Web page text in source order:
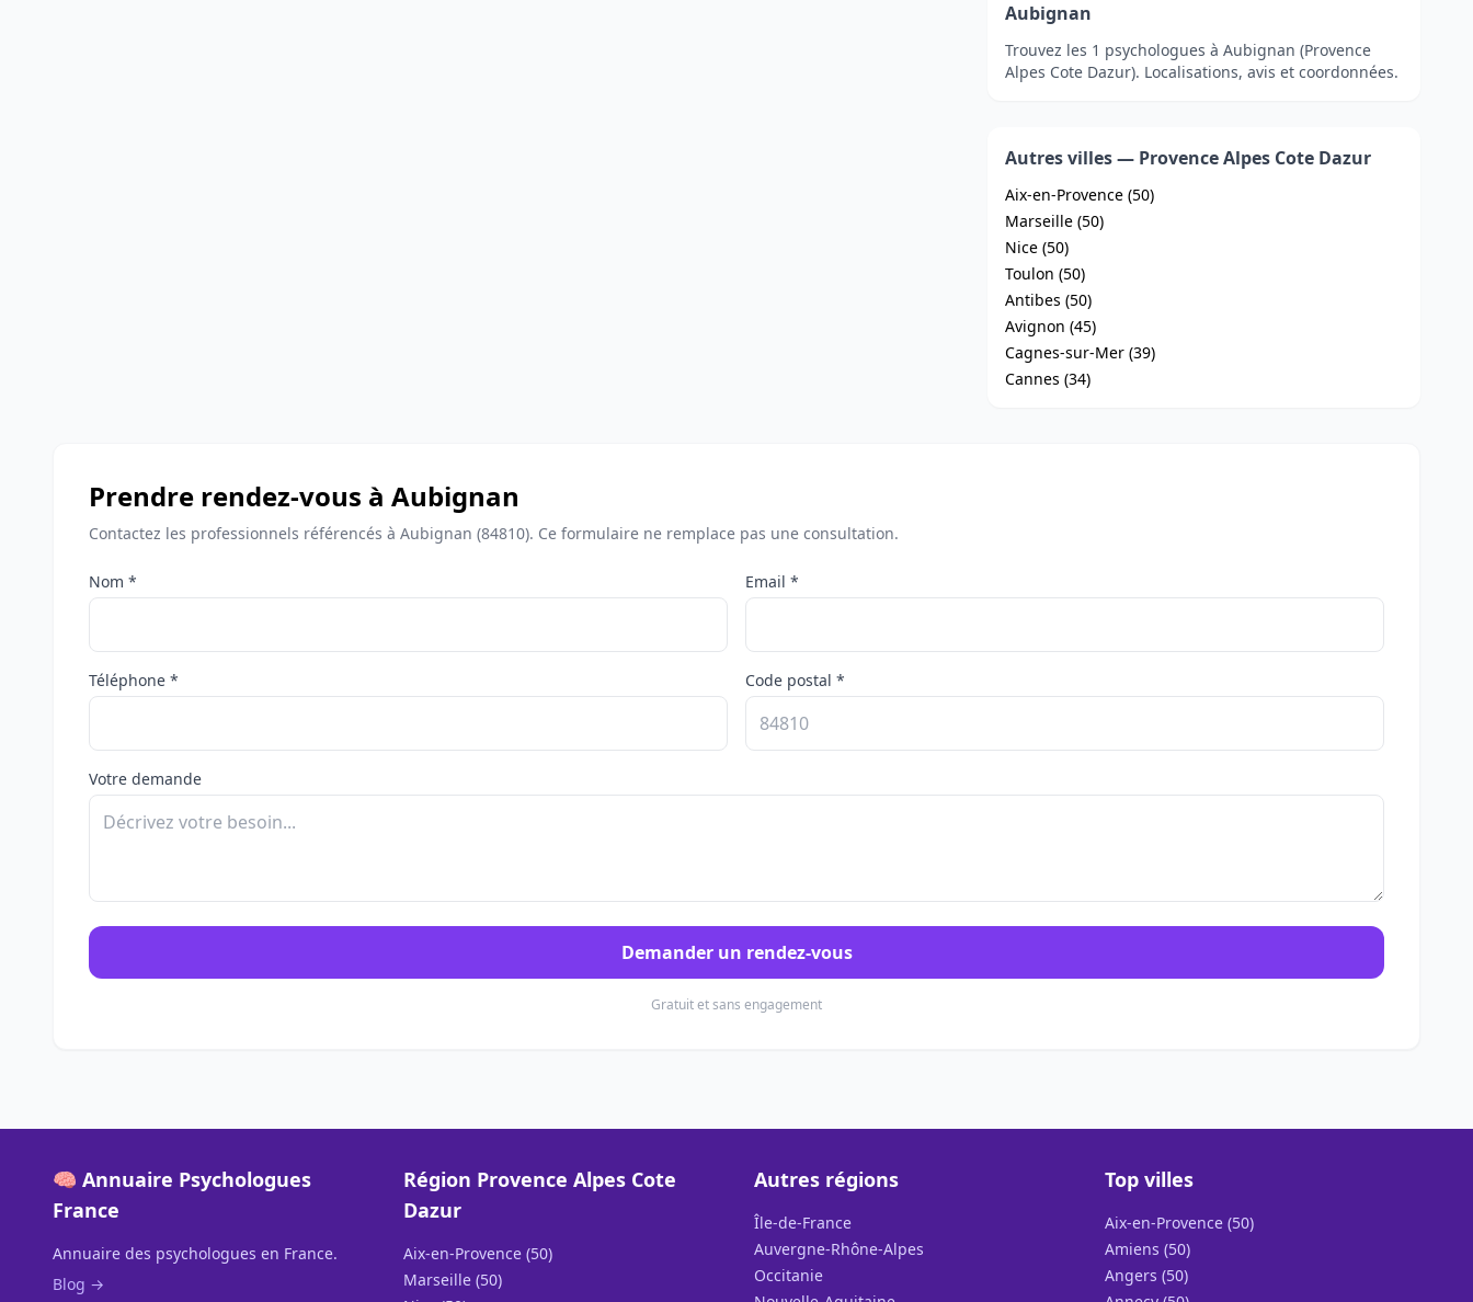
Aubignan
Trouvez les 1 psychologues à Aubignan (Provence
Alpes Cote Dazur). Localisations, avis et coordonnées.
Autres villes — Provence Alpes Cote Dazur
Aix-en-Provence (50)
Marseille (50)
Nice (50)
Toulon (50)
Antibes (50)
Avignon (45)
Cagnes-sur-Mer (39)
Cannes (34)
Prendre rendez-vous à Aubignan
Contactez les professionnels référencés à Aubignan (84810). Ce formulaire ne remplace pas une consultation.
Nom * Email *
Téléphone * Code postal *
Votre demande
Demander un rendez-vous
Gratuit et sans engagement
🧠 Annuaire Psychologues
France
Annuaire des psychologues en France.
Blog →
Région Provence Alpes Cote
Dazur
Aix-en-Provence (50)
Marseille (50)
Autres régions
Île-de-France
Auvergne-Rhône-Alpes
Occitanie
Top villes
Aix-en-Provence (50)
Amiens (50)
Angers (50)